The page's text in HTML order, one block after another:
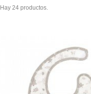
Hay 24 productos.